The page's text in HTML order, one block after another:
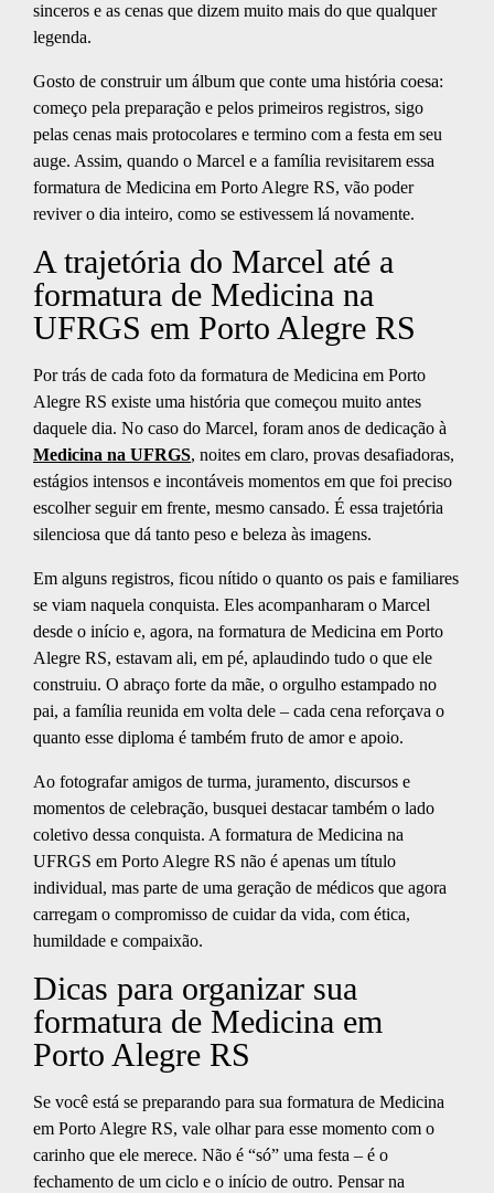
sinceros e as cenas que dizem muito mais do que qualquer
legenda.
Gosto de construir um álbum que conte uma história coesa:
começo pela preparação e pelos primeiros registros, sigo
pelas cenas mais protocolares e termino com a festa em seu
auge. Assim, quando o Marcel e a família revisitarem essa
formatura de Medicina em Porto Alegre RS, vão poder
reviver o dia inteiro, como se estivessem lá novamente.
A trajetória do Marcel até a
formatura de Medicina na
UFRGS em Porto Alegre RS
Por trás de cada foto da formatura de Medicina em Porto
Alegre RS existe uma história que começou muito antes
daquele dia. No caso do Marcel, foram anos de dedicação à
Medicina na UFRGS, noites em claro, provas desafiadoras,
estágios intensos e incontáveis momentos em que foi preciso
escolher seguir em frente, mesmo cansado. É essa trajetória
silenciosa que dá tanto peso e beleza às imagens.
Em alguns registros, ficou nítido o quanto os pais e familiares
se viam naquela conquista. Eles acompanharam o Marcel
desde o início e, agora, na formatura de Medicina em Porto
Alegre RS, estavam ali, em pé, aplaudindo tudo o que ele
construiu. O abraço forte da mãe, o orgulho estampado no
pai, a família reunida em volta dele – cada cena reforçava o
quanto esse diploma é também fruto de amor e apoio.
Ao fotografar amigos de turma, juramento, discursos e
momentos de celebração, busquei destacar também o lado
coletivo dessa conquista. A formatura de Medicina na
UFRGS em Porto Alegre RS não é apenas um título
individual, mas parte de uma geração de médicos que agora
carregam o compromisso de cuidar da vida, com ética,
humildade e compaixão.
Dicas para organizar sua
formatura de Medicina em
Porto Alegre RS
Se você está se preparando para sua formatura de Medicina
em Porto Alegre RS, vale olhar para esse momento com o
carinho que ele merece. Não é “só” uma festa – é o
fechamento de um ciclo e o início de outro. Pensar na